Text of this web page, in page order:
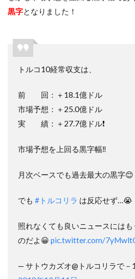
黒字となりました！
トルコ10経常収支は、
前 回：＋18.1億ドル
市場予想：＋25.0億ドル
実 績：＋27.7億ドル❗️
市場予想を上回る黒字幅‼️
月次ベースでも過去最大の黒字😊
でも #トルコリラ は反応せず…😭
照れなくても良いニュースには
のだよ😀 pic.twitter.com/
— サトウカズオ@トルコリラで